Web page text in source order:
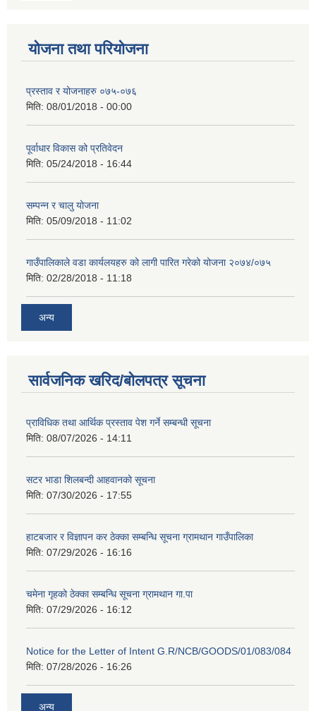
योजना तथा परियोजना
प्रस्ताव र योजनाहरु ०७५-०७६
मिति: 08/01/2018 - 00:00
पूर्वाधार विकास को प्रतिवेदन
मिति: 05/24/2018 - 16:44
सम्पन्न र चालु योजना
मिति: 05/09/2018 - 11:02
गाउँपालिकाले वडा कार्यलयहरु को लागी पारित गरेको योजना २०७४/०७५
मिति: 02/28/2018 - 11:18
अन्य
सार्वजनिक खरिद/बोलपत्र सूचना
प्राविधिक तथा आर्थिक प्रस्ताव पेश गर्ने सम्बन्धी सूचना
मिति: 08/07/2026 - 14:11
सटर भाडा शिलबन्दी आहवानको सूचना
मिति: 07/30/2026 - 17:55
हाटबजार र विज्ञापन कर ठेक्का सम्बन्धि सूचना ग्रामथान गाउँपालिका
मिति: 07/29/2026 - 16:16
चमेना गृहको ठेक्का सम्बन्धि सूचना ग्रामथान गा.पा
मिति: 07/29/2026 - 16:12
Notice for the Letter of Intent G.R/NCB/GOODS/01/083/084
मिति: 07/28/2026 - 16:26
अन्य